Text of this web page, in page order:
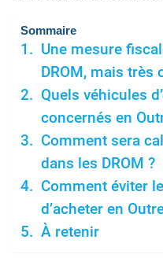
Sommaire
Une mesure
DROM, mais très
Quels véhicules
concernés en
Comment sera
dans les DROM ?
Comment éviter
d’acheter en
À retenir